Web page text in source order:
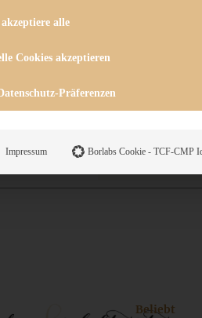
Beliebt
alle
Cookies akzeptieren
Präferenzen
Impressum Borlabs Cookie - TCF-CMP